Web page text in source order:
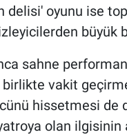
delisi' oyunu ise
büyük
sahne
birlikte vakit
hissetmesi de
olan ilgisinin